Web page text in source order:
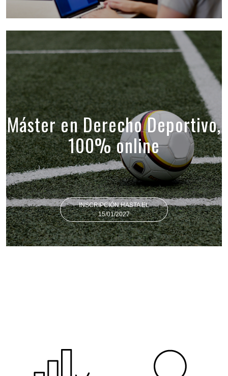
Máster en Derecho Deportivo,
100% online
INSCRIPCIÓN HASTA EL
15/01/2027